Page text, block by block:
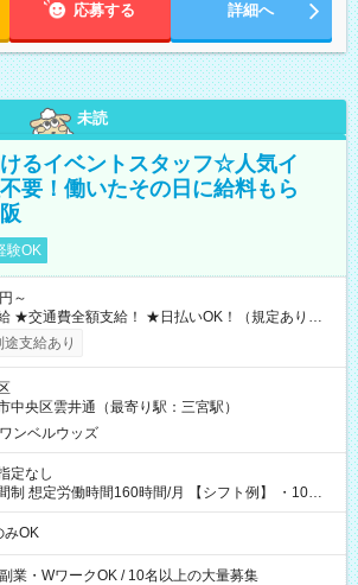
応募する 詳細へ
未読
るイベントスタッフ☆人気イ
要！働いたその日に給料もら
験OK
～
り） ┗
に現金GET♪ お仕事後はコンビニATMから 日払
支給あり
中央区雲井通（最寄り駅：三宮駅）
ンベルウッズ
定なし
労働時間160時間/月 【シフト例】 ・10：
みOK
業・WワークOK / 10名以上の大量募集